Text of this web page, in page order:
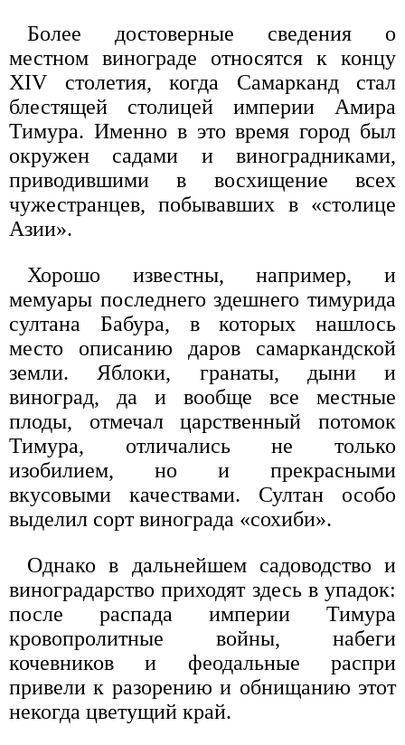
Более достоверные сведения о
местном винограде относятся к концу
XIV столетия, когда Самарканд стал
блестящей столицей империи Амира
Тимура. Именно в это время город был
окружен садами и виноградниками,
приводившими в восхищение всех
чужестранцев, побывавших в «столице
Азии».
Хорошо известны, например, и
мемуары последнего здешнего тимурида
султана Бабура, в которых нашлось
место описанию даров самаркандской
земли. Яблоки, гранаты, дыни и
виноград, да и вообще все местные
плоды, отмечал царственный потомок
Тимура, отличались не только
изобилием, но и прекрасными
вкусовыми качествами. Султан особо
выделил сорт винограда «сохиби».
Однако в дальнейшем садоводство и
виноградарство приходят здесь в упадок:
после распада империи Тимура
кровопролитные войны, набеги
кочевников и феодальные распри
привели к разорению и обнищанию этот
некогда цветущий край.